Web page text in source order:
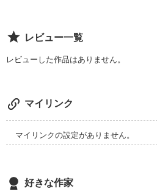
レビュー一覧
レビューした作品はありません。
マイリンク
マイリンクの設定がありません。
好きな作家